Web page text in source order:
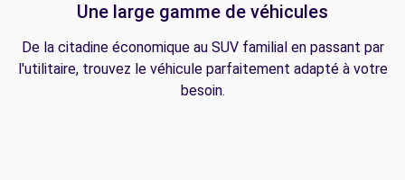
Une large gamme de véhicules
De la citadine économique au SUV familial en passant par
l'utilitaire, trouvez le véhicule parfaitement adapté à votre
besoin.